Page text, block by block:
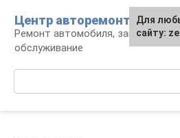
контенту
Центр авторемонта
Ремонт автомобиля, запчасти и
обслуживание
Для
сайту: